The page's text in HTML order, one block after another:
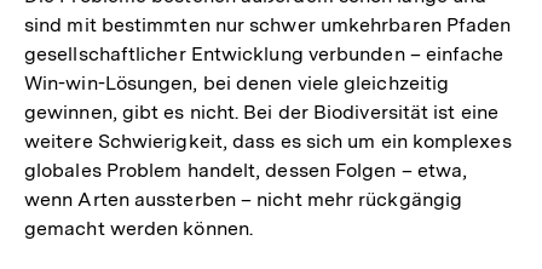
der
sind mit bestimmten nur schwer umkehrbaren Pfaden
gesellschaftlicher Entwicklung verbunden – einfache
Win-win-Lösungen, bei denen viele gleichzeitig
gewinnen, gibt es nicht. Bei der Biodiversität ist eine
weitere Schwierigkeit, dass es sich um ein komplexes
globales Problem handelt, dessen Folgen – etwa,
wenn Arten aussterben – nicht mehr rückgängig
gemacht werden können.